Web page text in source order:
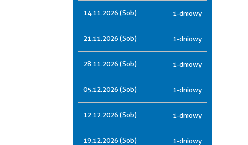
14.11.2026 (Sob) 1-dniowy
21.11.2026 (Sob) 1-dniowy
28.11.2026 (Sob) 1-dniowy
05.12.2026 (Sob) 1-dniowy
12.12.2026 (Sob) 1-dniowy
19.12.2026 (Sob) 1-dniowy